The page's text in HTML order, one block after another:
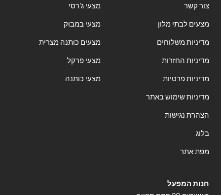
צור קשר
מצעים לבתי מלון
מדיניות משלוחים
מדיניות החזרות
מדיניות פרטיות
מדיניות שימוש באתר
הצהרת נגישות
בלוג
מפת אתר
מצעי ג'רסי
מצעי במבוק
מצעים כותנה מצרית
מצעי פרקל
מצעי כותנה
חנות המפעל